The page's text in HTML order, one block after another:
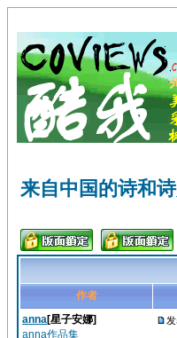
来自中国的诗和
作者
anna[星子安娜]
anna作品集